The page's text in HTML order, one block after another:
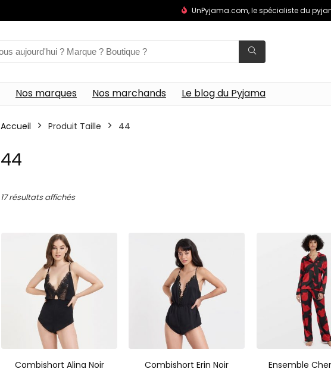
UnPyjama.com, le spécialiste du
Nos marques Nos marchands Le blog du Pyjama
Accueil Produit Taille 44
44
17 résultats affichés
Combishort Alina Noir
Combishort Erin Noir
Ensemble